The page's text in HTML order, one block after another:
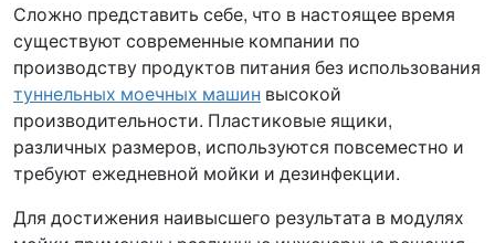
Сложно представить себе, что в настоящее время
существуют современные компании по
производству продуктов питания без использования
туннельных моечных машин высокой
производительности. Пластиковые ящики,
различных размеров, используются повсеместно и
требуют ежедневной мойки и дезинфекции.
Для достижения наивысшего результата в модулях